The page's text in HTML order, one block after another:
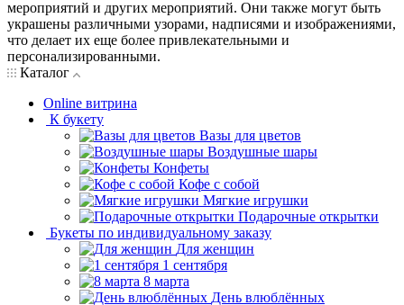
мероприятий и других мероприятий. Они также могут быть
украшены различными узорами, надписями и изображениями,
что делает их еще более привлекательными и
персонализированными.
Каталог
Online витрина
К букету
Вазы для цветов
Воздушные шары
Конфеты
Кофе с собой
Мягкие игрушки
Подарочные открытки
Букеты по индивидуальному заказу
Для женщин
1 сентября
8 марта
День влюблённых